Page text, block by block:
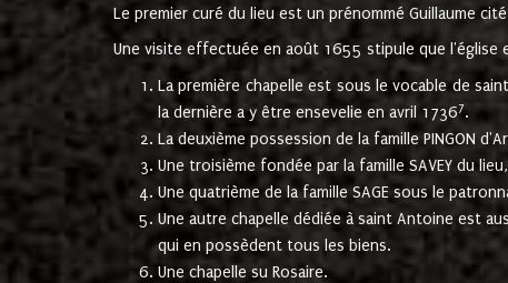
Le premier curé du lieu est un prénommé Guillaume
Une visite effectuée en août 1655 stipule que l'église
La première chapelle est sous le vocable de
la dernière a y être ensevelie en avril 17367.
La deuxième possession de la famille PINGON
Une troisième fondée par la famille SAVEY du
Une quatrième de la famille SAGE sous le
Une autre chapelle dédiée à saint Antoine est
qui en possèdent tous les biens.
Une chapelle su Rosaire.